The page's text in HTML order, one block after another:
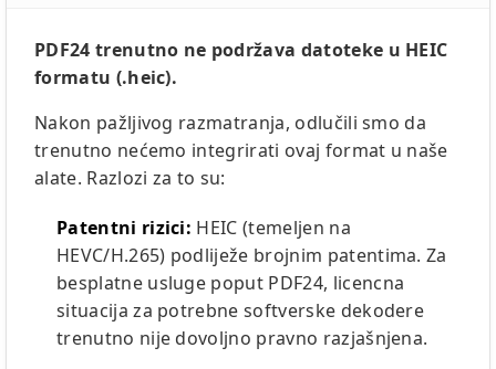
PDF24 trenutno ne podržava datoteke u HEIC
formatu (.heic).
Nakon pažljivog razmatranja, odlučili smo da
trenutno nećemo integrirati ovaj format u naše
alate. Razlozi za to su:
Patentni rizici: HEIC (temeljen na
HEVC/H.265) podliježe brojnim patentima. Za
besplatne usluge poput PDF24, licencna
situacija za potrebne softverske dekodere
trenutno nije dovoljno pravno razjašnjena.